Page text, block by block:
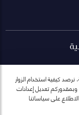
كيفية استخدام الزوار
تعديل إعدادات
على سياساتنا